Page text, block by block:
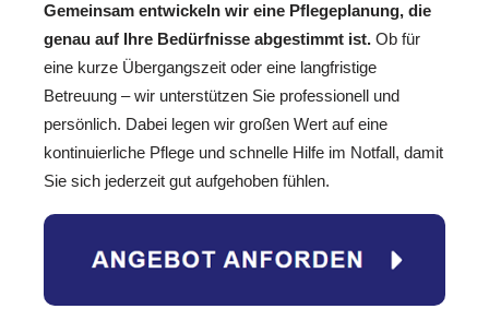
Gemeinsam entwickeln wir eine Pflegeplanung, die
genau auf Ihre Bedürfnisse abgestimmt ist. Ob für
eine kurze Übergangszeit oder eine langfristige
Betreuung – wir unterstützen Sie professionell und
persönlich. Dabei legen wir großen Wert auf eine
kontinuierliche Pflege und schnelle Hilfe im Notfall, damit
Sie sich jederzeit gut aufgehoben fühlen.